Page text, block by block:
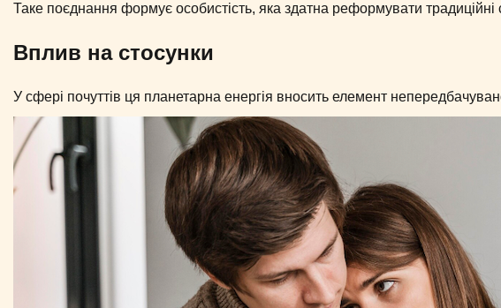
Таке поєднання формує особистість, яка здатна реформувати традиційні
Вплив на стосунки
У сфері почуттів ця планетарна енергія вносить елемент